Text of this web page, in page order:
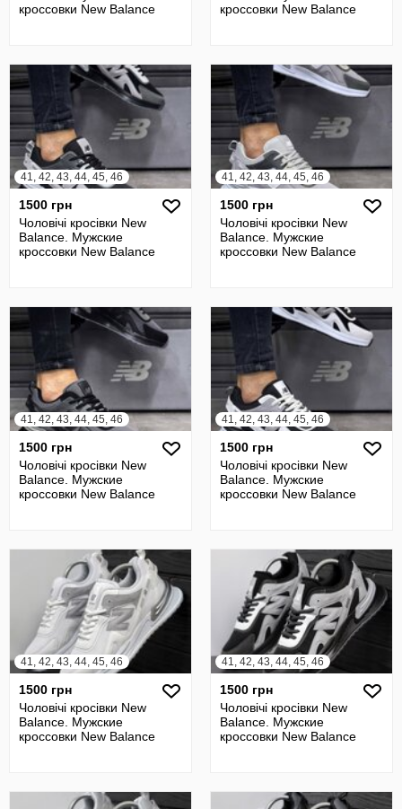
кроссовки New Balance
кроссовки New Balance
41, 42, 43, 44, 45, 46
1500 грн
Чоловічі кросівки New
Balance. Мужские
кроссовки New Balance
41, 42, 43, 44, 45, 46
1500 грн
Чоловічі кросівки New
Balance. Мужские
кроссовки New Balance
41, 42, 43, 44, 45, 46
1500 грн
Чоловічі кросівки New
Balance. Мужские
кроссовки New Balance
41, 42, 43, 44, 45, 46
1500 грн
Чоловічі кросівки New
Balance. Мужские
кроссовки New Balance
41, 42, 43, 44, 45, 46
1500 грн
Чоловічі кросівки New
Balance. Мужские
кроссовки New Balance
41, 42, 43, 44, 45, 46
1500 грн
Чоловічі кросівки New
Balance. Мужские
кроссовки New Balance